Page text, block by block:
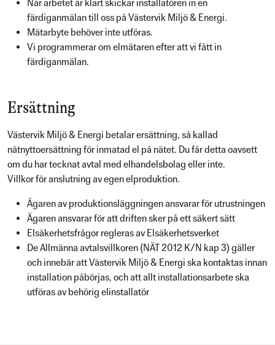
När arbetet är klart skickar installatören in en
färdiganmälan till oss på Västervik Miljö & Energi.
Mätarbyte behöver inte utföras.
Vi programmerar om elmätaren efter att vi fått in
färdiganmälan.
Ersättning
Västervik Miljö & Energi betalar ersättning, så kallad
nätnyttoersättning för inmatad el på nätet. Du får detta oavsett
om du har tecknat avtal med elhandelsbolag eller inte.
Villkor för anslutning av egen elproduktion.
Ägaren av produktionsläggningen ansvarar för utrustningen
Ägaren ansvarar för att driften sker på ett säkert sätt
Elsäkerhetsfrågor regleras av Elsäkerhetsverket
De Allmänna avtalsvillkoren (NÄT 2012 K/N kap 3) gäller
och innebär att Västervik Miljö & Energi ska kontaktas innan
installation påbörjas, och att allt installationsarbete ska
utföras av behörig elinstallatör